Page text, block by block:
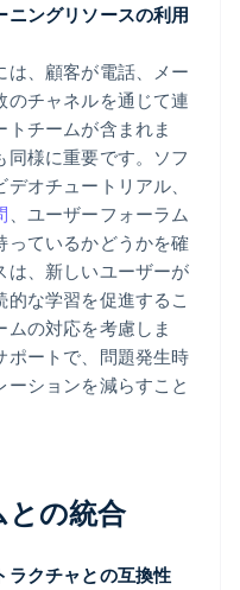
ニングリソースの利用
、顧客が電話、メー
のチャネルを通じて連
チームが含まれま
様に重要です。ソフ
オチュートリアル、
、ユーザーフォーラム
っているかどうかを確
は、新しいユーザーが
な学習を促進するこ
ムの対応を考慮しま
ポートで、問題発生時
ションを減らすこと
との統合
ラクチャとの互換性